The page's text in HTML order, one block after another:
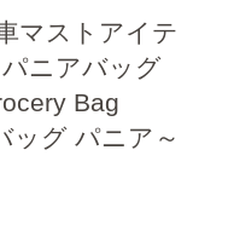
マストアイテ
ニアバッグ
Bag
ッグ パニア～